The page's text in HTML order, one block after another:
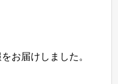
お届けしました。